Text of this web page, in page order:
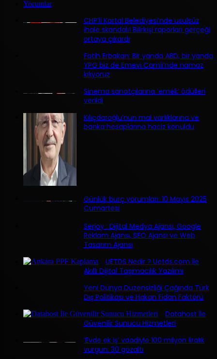
Yorumlar
CHP’li Kartal Belediyesi’nde usulsüz
ihale skandalı! Bilirkişi raporları gerçeği
ortaya çıkardı
Fatih Erbakan: Bir yanda ABD, bir yanda
YPG biz de Emevi Camii’nde namaz
kılıyoruz
Sinema sanatçılarına ’emek’ ödülleri
verildi
Kılıçdaroğlu’nun mal varlıklarına ve
banka hesaplarına haciz konuldu
Günlük burç yorumları: 10 Mayıs 2025
Cumartesi
Serjoy : Dijital Medya Ajansı, Google
Reklam Ajansı, SEO Ajansı ve Web
Tasarım Ajansı
UETDS Nedir ? Uetds.com İle
Akıllı Dijital Taşımacılık Yazılımı
Yeni Dünya Düzensizliği Çağında Türk
Dış Politikası ve Hakan Fidan Faktörü
Datahost İle
Güvenilir Sunucu Hizmetleri
‘Evde ek iş’ vaadiyle 100 milyon liralık
vurgun: 30 gözaltı